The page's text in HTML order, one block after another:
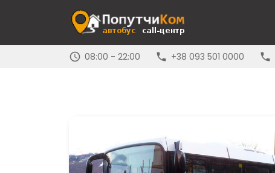
08:00 - 22:00 +38 093 501 0000